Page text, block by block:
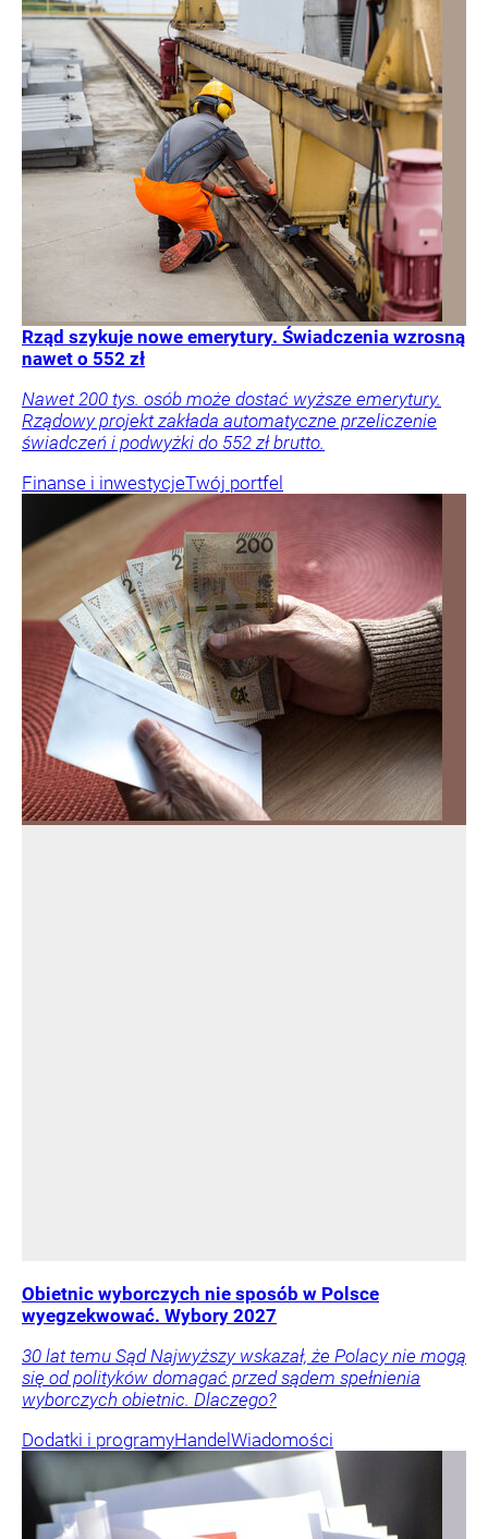
Rząd szykuje nowe emerytury. Świadczenia wzrosną
nawet o 552 zł
Nawet 200 tys. osób może dostać wyższe emerytury.
Rządowy projekt zakłada automatyczne przeliczenie
świadczeń i podwyżki do 552 zł brutto.
Finanse i inwestycjeTwój portfel
Obietnic wyborczych nie sposób w Polsce
wyegzekwować. Wybory 2027
30 lat temu Sąd Najwyższy wskazał, że Polacy nie mogą
się od polityków domagać przed sądem spełnienia
wyborczych obietnic. Dlaczego?
Dodatki i programyHandel Wiadomości